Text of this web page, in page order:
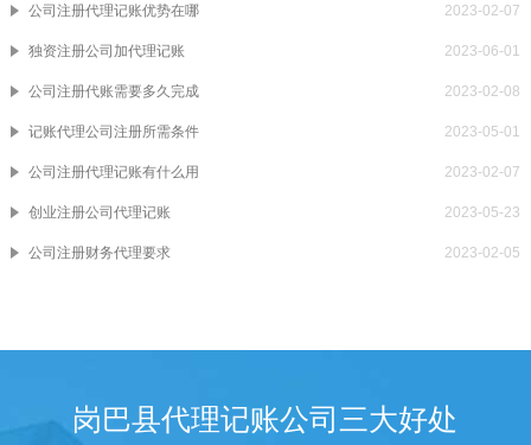
公司注册代理记账优势在哪 2023-02-07
独资注册公司加代理记账 2023-06-01
公司注册代账需要多久完成 2023-02-08
记账代理公司注册所需条件 2023-05-01
公司注册代理记账有什么用 2023-02-07
创业注册公司代理记账 2023-05-23
公司注册财务代理要求 2023-02-05
岗巴县代理记账公司三大好处